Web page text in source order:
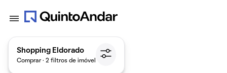
Shopping Eldorado
Comprar · 2 filtros de imóvel